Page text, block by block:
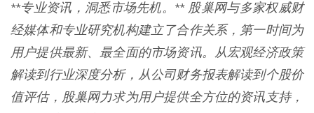
**专业资讯，洞悉市场先机。** 股巢网与多家权威财
经媒体和专业研究机构建立了合作关系，第一时间为
用户提供最新、最全面的市场资讯。从宏观经济政策
解读到行业深度分析，从公司财务报表解读到个股价
值评估，股巢网力求为用户提供全方位的资讯支持，